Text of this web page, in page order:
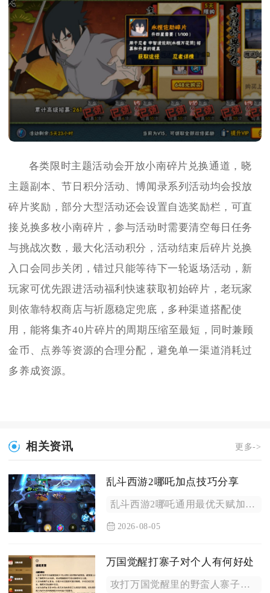
各类限时主题活动会开放小南碎片兑换通道，晓
主题副本、节日积分活动、博闻录系列活动均会投放
碎片奖励，部分大型活动还会设置自选奖励栏，可直
接兑换多枚小南碎片，参与活动时需要清空每日任务
与挑战次数，最大化活动积分，活动结束后碎片兑换
入口会同步关闭，错过只能等待下一轮返场活动，新
玩家可优先跟进活动福利快速获取初始碎片，老玩家
则依靠特权商店与祈愿稳定兜底，多种渠道搭配使
用，能将集齐40片碎片的周期压缩至最短，同时兼顾
金币、点券等资源的合理分配，避免单一渠道消耗过
多养成资源。
相关资讯 更多->
乱斗西游2哪吒加点技巧分享
乱斗西游2哪吒通用最优天赋加点为：第一层法无定法，第二层法道...
2026-08-05
万国觉醒打寨子对个人有何好处
攻打万国觉醒里的野蛮人寨子，能够快速补齐发展资源、加速武将养...